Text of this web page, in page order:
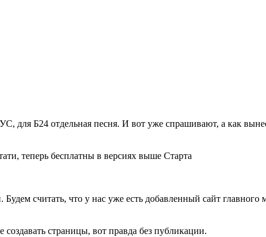
для Б24 отдельная песня. И вот уже спрашивают, а как
теперь бесплатны в версиях выше Старта
считать, что у нас уже есть добавленный сайт главного
страницы, вот правда без публикации.